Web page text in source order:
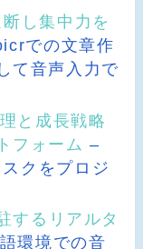
し集中力を
での文章作
て音声入力で
と成長戦略
フォーム –
クをプロジ
するリアルタ
環境での音